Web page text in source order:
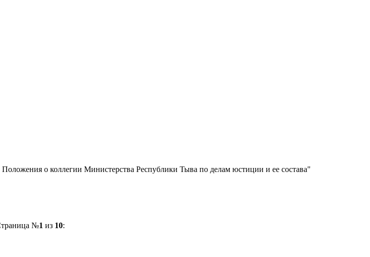
о коллегии Министерства Республики Тыва по делам юстиции и ее состава"
№1 из 10: